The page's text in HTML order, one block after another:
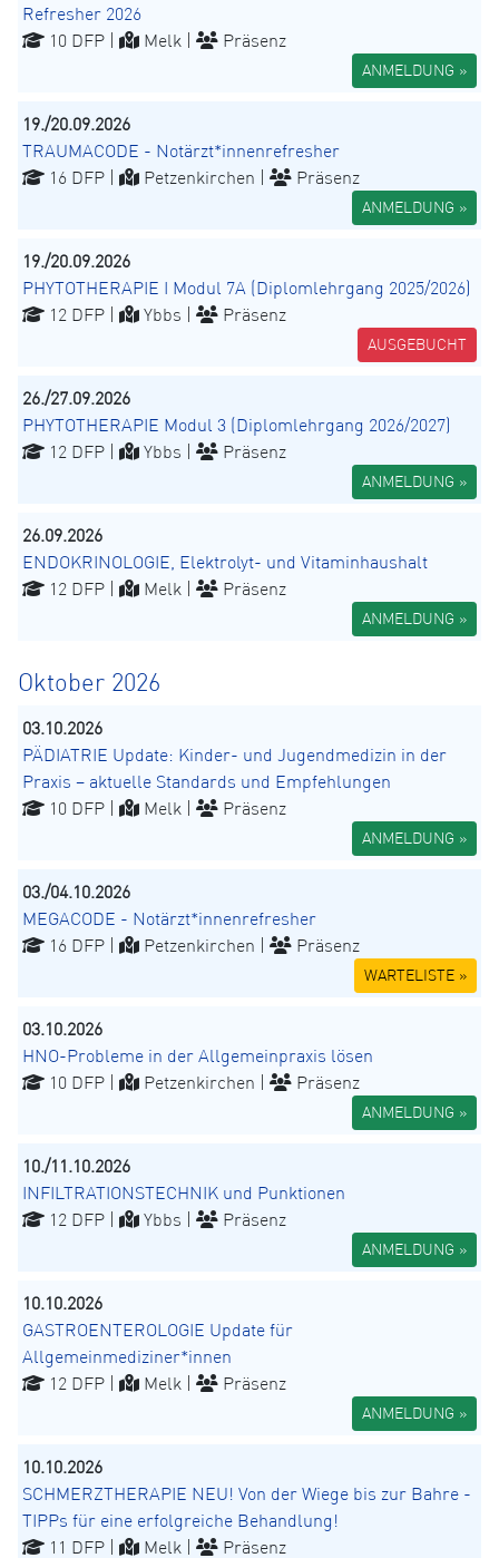
Refresher 2026
10 DFP |
Melk | Präsenz
ANMELDUNG »
19./20.09.2026
TRAUMACODE - Notärzt*innenrefresher
16 DFP |
Petzenkirchen | Präsenz
ANMELDUNG »
19./20.09.2026
PHYTOTHERAPIE I Modul 7A (Diplomlehrgang 2025/2026)
12 DFP |
Ybbs | Präsenz
AUSGEBUCHT
26./27.09.2026
PHYTOTHERAPIE Modul 3 (Diplomlehrgang 2026/2027)
12 DFP |
Ybbs | Präsenz
ANMELDUNG »
26.09.2026
ENDOKRINOLOGIE, Elektrolyt- und Vitaminhaushalt
12 DFP |
Melk | Präsenz
ANMELDUNG »
Oktober 2026
03.10.2026
PÄDIATRIE Update: Kinder- und Jugendmedizin in der
Praxis – aktuelle Standards und Empfehlungen
10 DFP |
Melk | Präsenz
ANMELDUNG »
03./04.10.2026
MEGACODE - Notärzt*innenrefresher
16 DFP |
Petzenkirchen | Präsenz
WARTELISTE »
03.10.2026
HNO-Probleme in der Allgemeinpraxis lösen
10 DFP |
Petzenkirchen | Präsenz
ANMELDUNG »
10./11.10.2026
INFILTRATIONSTECHNIK und Punktionen
12 DFP |
Ybbs | Präsenz
ANMELDUNG »
10.10.2026
GASTROENTEROLOGIE Update für
Allgemeinmediziner*innen
12 DFP |
Melk | Präsenz
ANMELDUNG »
10.10.2026
SCHMERZTHERAPIE NEU! Von der Wiege bis zur Bahre -
TIPPs für eine erfolgreiche Behandlung!
11 DFP |
Melk | Präsenz